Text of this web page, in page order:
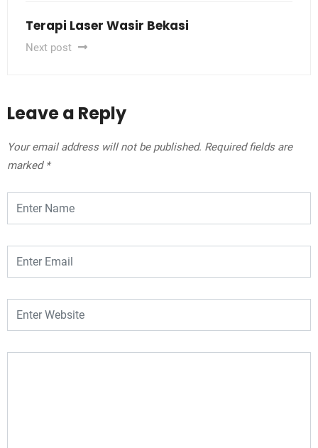
Terapi Laser Wasir Bekasi
Next post
Leave a Reply
Your email address will not be published. Required fields are
marked *